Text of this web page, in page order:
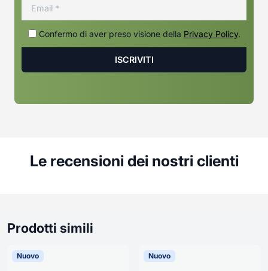
Confermo di aver preso visione della Privacy Policy.
Le recensioni dei nostri clienti
Prodotti simili
Nuovo Nuovo